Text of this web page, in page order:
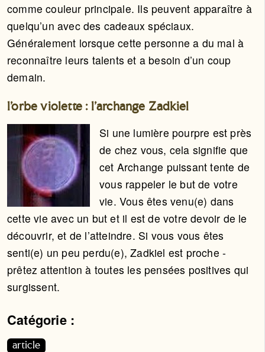
comme couleur principale. Ils peuvent apparaître à
quelqu’un avec des cadeaux spéciaux.
Généralement lorsque cette personne a du mal à
reconnaître leurs talents et a besoin d’un coup
demain.
l’orbe violette : l’archange Zadkiel
Si une lumière pourpre est près
de chez vous, cela signifie que
cet Archange puissant tente de
vous rappeler le but de votre
vie. Vous êtes venu(e) dans
cette vie avec un but et il est de votre devoir de le
découvrir, et de l’atteindre. Si vous vous êtes
senti(e) un peu perdu(e), Zadkiel est proche -
prêtez attention à toutes les pensées positives qui
surgissent.
Catégorie :
Cet article appartient aux catégories suivantes. Vous
article